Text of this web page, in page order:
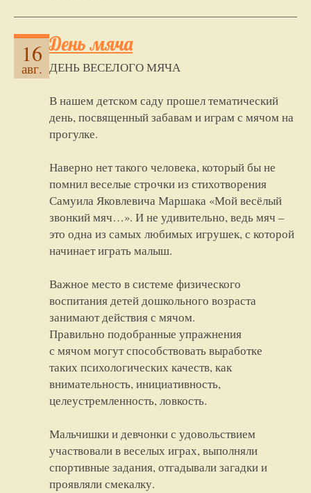
16
авг.
День мяча
ДЕНЬ ВЕСЕЛОГО МЯЧА
В нашем детском саду прошел тематический
день, посвященный забавам и играм с мячом на
прогулке.
Наверно нет такого человека, который бы не
помнил веселые строчки из стихотворения
Самуила Яковлевича Маршака «Мой весёлый
звонкий мяч…». И не удивительно, ведь мяч –
это одна из самых любимых игрушек, с которой
начинает играть малыш.
Важное место в системе физического
воспитания детей дошкольного возраста
занимают действия с мячом.
Правильно подобранные упражнения
с мячом могут способствовать выработке
таких психологических качеств, как
внимательность, инициативность,
целеустремленность, ловкость.
Мальчишки и девчонки с удовольствием
участвовали в веселых играх, выполняли
спортивные задания, отгадывали загадки и
проявляли смекалку.